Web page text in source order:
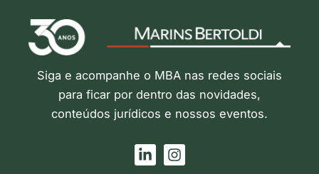
Siga e acompanhe o MBA nas redes sociais
para ficar por dentro das novidades,
conteúdos jurídicos e nossos eventos.
L
i
I
n